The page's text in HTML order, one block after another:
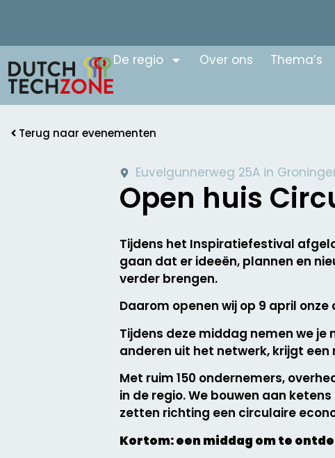
De regio Over ons Thema’s
Terug naar evenementen
Euvelgunnerweg 25A in
Open huis
Tijdens het Inspiratiefestival
gaan dat er ideeën, plannen en
verder brengen.
Daarom openen wij op 9 april onze
Tijdens deze middag nemen we
anderen uit het netwerk, krijgt
Met ruim 150 ondernemers,
in de regio. We bouwen aan
zetten richting een circulaire
Kortom: een middag om te